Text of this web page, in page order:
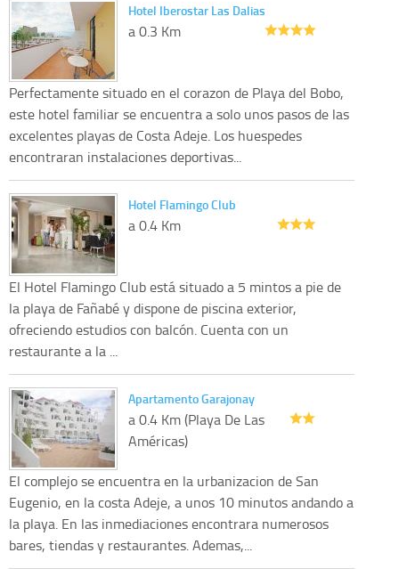
Hotel Iberostar Las Dalias
a 0.3 Km
Perfectamente situado en el corazon de Playa del Bobo,
este hotel familiar se encuentra a solo unos pasos de las
excelentes playas de Costa Adeje. Los huespedes
encontraran instalaciones deportivas...
Hotel Flamingo Club
a 0.4 Km
El Hotel Flamingo Club está situado a 5 mintos a pie de
la playa de Fañabé y dispone de piscina exterior,
ofreciendo estudios con balcón. Cuenta con un
restaurante a la ...
Apartamento Garajonay
a 0.4 Km (Playa De Las
Américas)
El complejo se encuentra en la urbanizacion de San
Eugenio, en la costa Adeje, a unos 10 minutos andando a
la playa. En las inmediaciones encontrara numerosos
bares, tiendas y restaurantes. Ademas,...